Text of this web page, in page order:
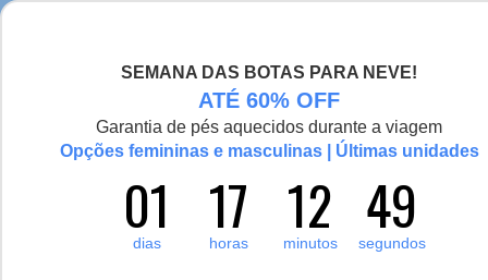
SEMANA DAS BOTAS PARA NEVE!
ATÉ 60% OFF
Garantia de pés aquecidos durante a viagem
Opções femininas e masculinas | Últimas unidades
01
dias 17
horas 12
minutos 48
segundos
Calçados Sapatilha
Avaliações